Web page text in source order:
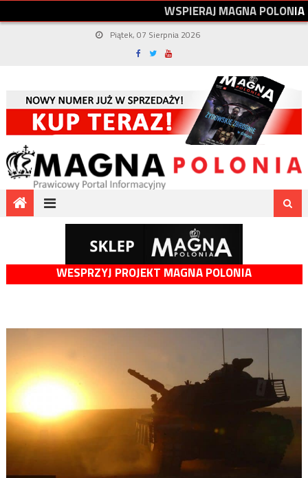
WSPIERAJMAGNAPOLONIA
Piątek, 07 Sierpnia 2026
WESPRZYJ PROJEKT MAGNA POLONIA